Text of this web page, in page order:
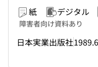
紙 デジタル
障害者向け資料あり
日本実業出版社1989.6